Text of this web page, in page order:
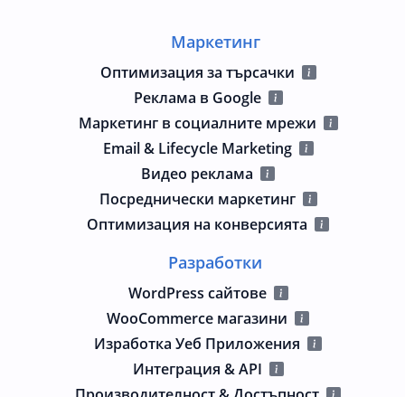
Маркетинг
Оптимизация за търсачки
Реклама в Google
Маркетинг в социалните мрежи
Email & Lifecycle Marketing
Видео реклама
Посреднически маркетинг
Оптимизация на конверсията
Разработки
WordPress сайтове
WooCommerce магазини
Изработка Уеб Приложения
Интеграция & API